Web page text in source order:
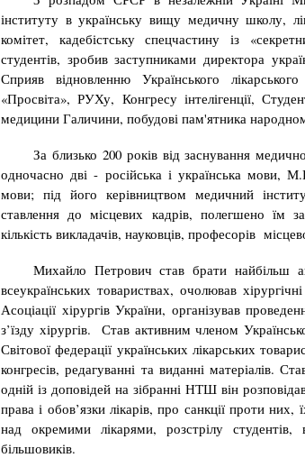
інституту в українську вищу медичну школу,
комітет, кадебістську спецчастину із
студентів, зробив заступниками директора
Сприяв відновленню Українського
«Просвіта», РУХу, Конгресу інтелігенції,
медицини Га­ли­чини, по­будові пам'ятника
За близько 200 років від заснування
одночасно дві - російська і українська мови,
мови; під його керівництвом медичний
ставлення до місцевих кадрів, полегшено їм
кількість викладачів, науковців, професорів
Михайло Петрович став брати найбільш
всеукраїнських товариствах, очолював
Асоціації хірургів України, організував
з’їзду хірургів. Став активним членом
Світової федерації українських лікарських
конгресів, редагуванні та виданні матеріалів.
одній із доповідей на зібранні НТШ він
права і обов’язки лікарів, про санкції проти
над окремими лікарями, розстрілу студентів,
більшовиків.